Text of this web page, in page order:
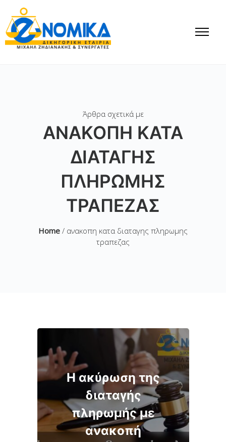
Άρθρα σχετικά με
ΑΝΑΚΟΠΗ ΚΑΤΑ
ΔΙΑΤΑΓΗΣ
ΠΛΗΡΩΜΗΣ
ΤΡΑΠΕΖΑΣ
Home / ανακοπη κατα διαταγης πληρωμης
τραπεζας
Η ακύρωση της
διαταγής
πληρωμής με
ανακοπή